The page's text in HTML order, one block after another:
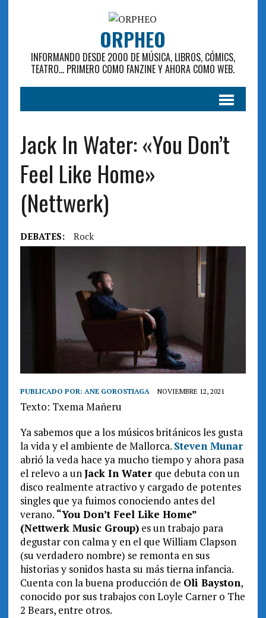
ORPHEO
INFORMANDO DESDE 2000 DE MÚSICA, LIBROS, CÓMICS,
TEATRO... PRIMERO COMO FANZINE Y AHORA COMO WEB.
Jack In Water: «You Don’t
Feel Like Home»
(Nettwerk)
DEBATES: Rock
PUBLICADO POR: ANE GOROSTIAGA NOVIEMBRE 12, 2021
Texto: Txema Mañeru
Ya sabemos que a los músicos británicos les gusta
la vida y el ambiente de Mallorca. Steven Munar
abrió la veda hace ya mucho tiempo y ahora pasa
el relevo a unJack In Water que debuta con un
disco realmente atractivo y cargado de potentes
singles que ya fuimos conociendo antes del
verano. “You Don’t Feel Like Home”
(Nettwerk Music Group)es un trabajo para
degustar con calma y en el que William Clapson
(su verdadero nombre) se remonta en sus
historias y sonidos hasta su más tierna infancia.
Cuenta con la buena producción de Oli Bayston,
conocido por sus trabajos con Loyle Carner o The
2 Bears, entre otros.